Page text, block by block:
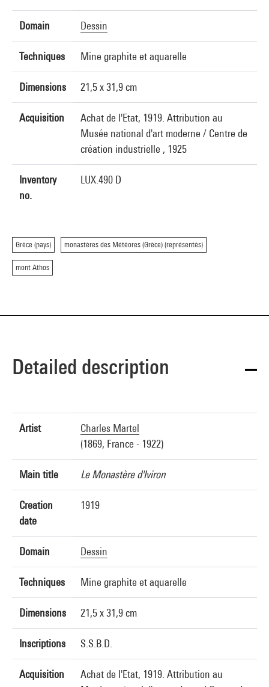
Domain Dessin
Techniques Mine graphite et aquarelle
Dimensions 21,5 x 31,9 cm
Acquisition
Achat de l'Etat, 1919. Attribution au
Musée national d'art moderne / Centre de
création industrielle , 1925
Inventory
no.
LUX.490 D
Grèce (pays) monastères des Météores (Grèce) (représentés)
mont Athos
Detailed description
Artist
Charles Martel
(1869, France - 1922)
Main title Le Monastère d'Iviron
Creation
date
1919
Domain Dessin
Techniques Mine graphite et aquarelle
Dimensions 21,5 x 31,9 cm
Inscriptions S.S.B.D.
Acquisition
Achat de l'Etat, 1919. Attribution au